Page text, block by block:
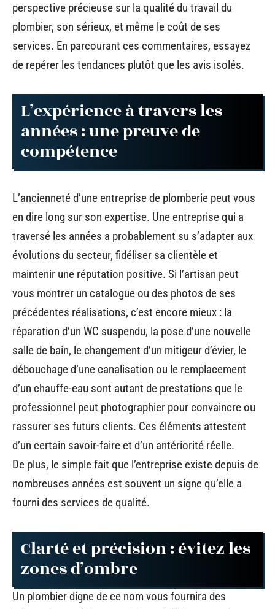
perspective précieuse sur la qualité du travail du
plombier, son sérieux, et même le coût de ses
services. En parcourant ces commentaires, essayez
de repérer les tendances plutôt que les avis isolés.
L’expérience à travers les
années : une preuve de
compétence
L’ancienneté d’une entreprise de plomberie peut vous
en dire long sur son expertise. Une entreprise qui a
traversé les années a probablement su s’adapter aux
évolutions du secteur, fidéliser sa clientèle et
maintenir une réputation positive. Si l’artisan peut
vous montrer un catalogue ou des photos de ses
précédentes réalisations, c’est encore mieux : la
réparation d’un WC suspendu, la pose d’une nouvelle
salle de bain, le changement d’un mitigeur d’évier, le
débouchage d’une canalisation ou le remplacement
d’un chauffe-eau sont autant de prestations que le
professionnel peut photographier pour convaincre ou
rassurer ses futurs clients. Ces éléments attestent
d’un certain savoir-faire et d’un antériorité réelle.
De plus, le simple fait que l’entreprise existe depuis de
nombreuses années est souvent un signe qu’elle a
fourni des services de qualité.
Clarté et précision : évitez les
zones d’ombre
Un plombier digne de ce nom vous fournira des